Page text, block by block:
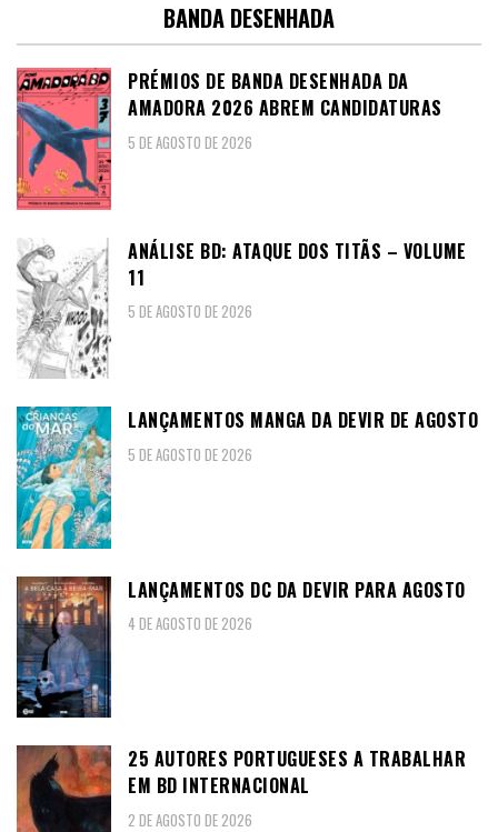
BANDA DESENHADA
PRÉMIOS DE BANDA DESENHADA DA
AMADORA 2026 ABREM CANDIDATURAS
5 DE AGOSTO DE 2026
ANÁLISE BD: ATAQUE DOS TITÃS – VOLUME
11
5 DE AGOSTO DE 2026
LANÇAMENTOS MANGA DA DEVIR DE AGOSTO
5 DE AGOSTO DE 2026
LANÇAMENTOS DC DA DEVIR PARA AGOSTO
4 DE AGOSTO DE 2026
25 AUTORES PORTUGUESES A TRABALHAR
EM BD INTERNACIONAL
2 DE AGOSTO DE 2026